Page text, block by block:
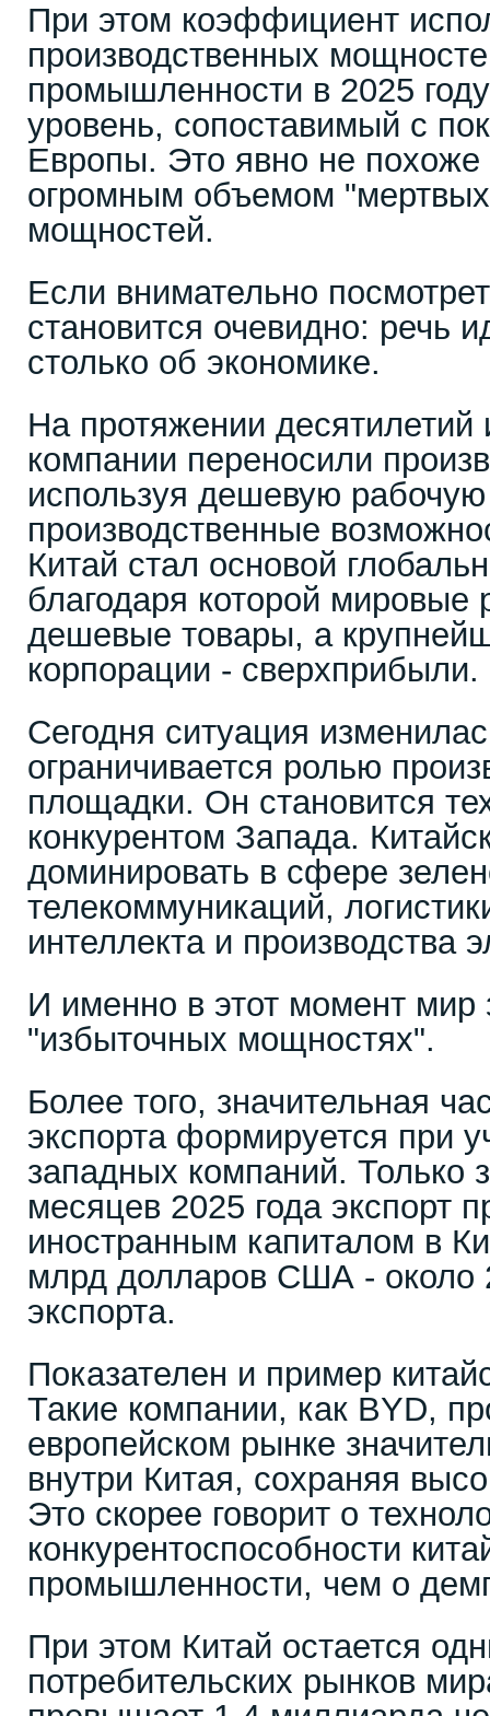
При этом коэффициент
производственных
промышленности в 2025
уровень, сопоставимый с
Европы. Это явно не похоже
огромным объемом
мощностей.
Если внимательно
становится очевидно: речь
столько об экономике.
На протяжении
компании переносили
используя дешевую рабочую
производственные
Китай стал основой
благодаря которой мировые
дешевые товары, а
корпорации - сверхприбыли.
Сегодня ситуация
ограничивается ролью
площадки. Он становится
конкурентом Запада.
доминировать в сфере
телекоммуникаций,
интеллекта и производства
И именно в этот момент мир
"избыточных мощностях".
Более того, значительная
экспорта формируется при
западных компаний. Только
месяцев 2025 года экспорт
иностранным капиталом в
млрд долларов США - около
экспорта.
Показателен и пример
Такие компании, как BYD,
европейском рынке
внутри Китая, сохраняя
Это скорее говорит о
конкурентоспособности
промышленности, чем о
При этом Китай остается
потребительских рынков